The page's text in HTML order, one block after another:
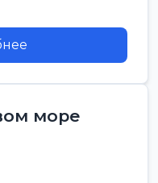
море